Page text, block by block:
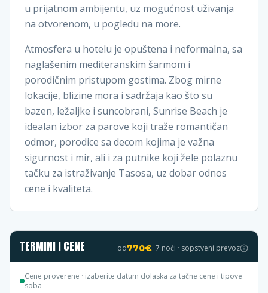
u prijatnom ambijentu, uz mogućnost uživanja
na otvorenom, u pogledu na more.
Atmosfera u hotelu je opuštena i neformalna, sa
naglašenim mediteranskim šarmom i
porodičnim pristupom gostima. Zbog mirne
lokacije, blizine mora i sadržaja kao što su
bazen, ležaljke i suncobrani, Sunrise Beach je
idealan izbor za parove koji traže romantičan
odmor, porodice sa decom kojima je važna
sigurnost i mir, ali i za putnike koji žele polaznu
tačku za istraživanje Tasosa, uz dobar odnos
cene i kvaliteta.
TERMINI I CENE od770€· 7 noći · sopstveni prevoz
Cene proverene · izaberite datum dolaska za tačne cene i tipove
soba